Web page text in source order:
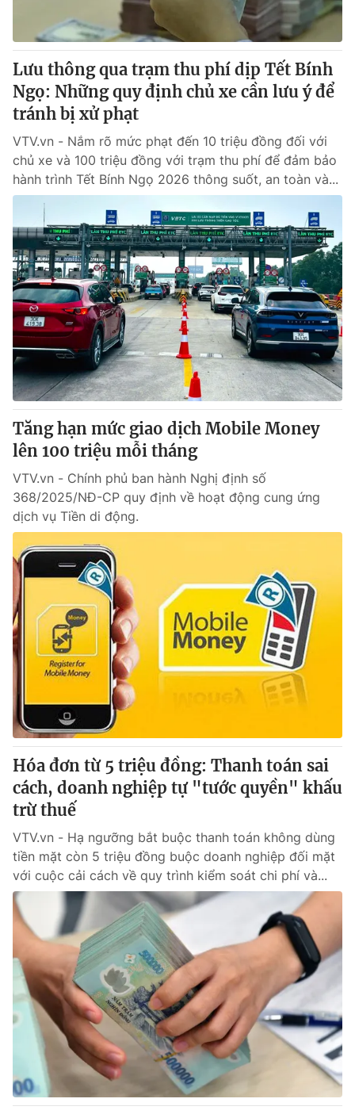
Lưu thông qua trạm thu phí dịp Tết Bính
Ngọ: Những quy định chủ xe cần lưu ý để
tránh bị xử phạt
VTV.vn - Nắm rõ mức phạt đến 10 triệu đồng đối với
chủ xe và 100 triệu đồng với trạm thu phí để đảm bảo
hành trình Tết Bính Ngọ 2026 thông suốt, an toàn và...
Tăng hạn mức giao dịch Mobile Money
lên 100 triệu mỗi tháng
VTV.vn - Chính phủ ban hành Nghị định số
368/2025/NĐ-CP quy định về hoạt động cung ứng
dịch vụ Tiền di động.
Hóa đơn từ 5 triệu đồng: Thanh toán sai
cách, doanh nghiệp tự "tước quyền" khấu
trừ thuế
VTV.vn - Hạ ngưỡng bắt buộc thanh toán không dùng
tiền mặt còn 5 triệu đồng buộc doanh nghiệp đối mặt
với cuộc cải cách về quy trình kiểm soát chi phí và...